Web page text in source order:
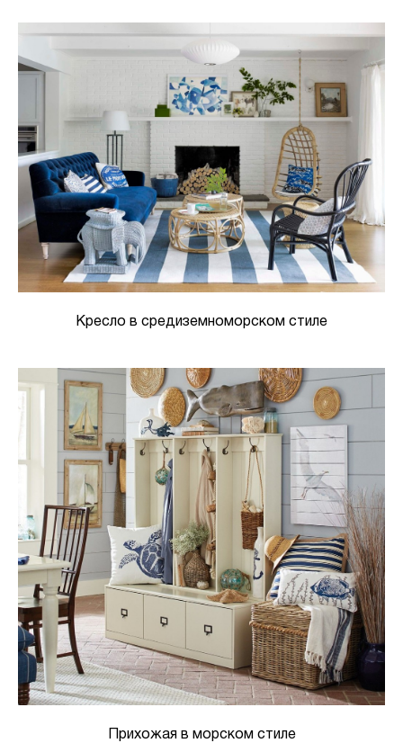
Кресло в средиземноморском стиле
Прихожая в морском стиле